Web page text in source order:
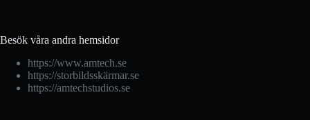
Besök våra andra hemsidor
https://www.amtech.se
https://storbildsskärmar.se
https://amtechstudios.se